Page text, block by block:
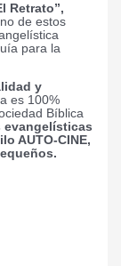
Retrato”,
de estos
para la
y
es 100%
Bíblica
evangelísticas
AUTO-CINE,